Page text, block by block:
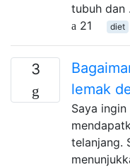
tubuh dan
21
diet
3
lemak
Saya
telanjang.